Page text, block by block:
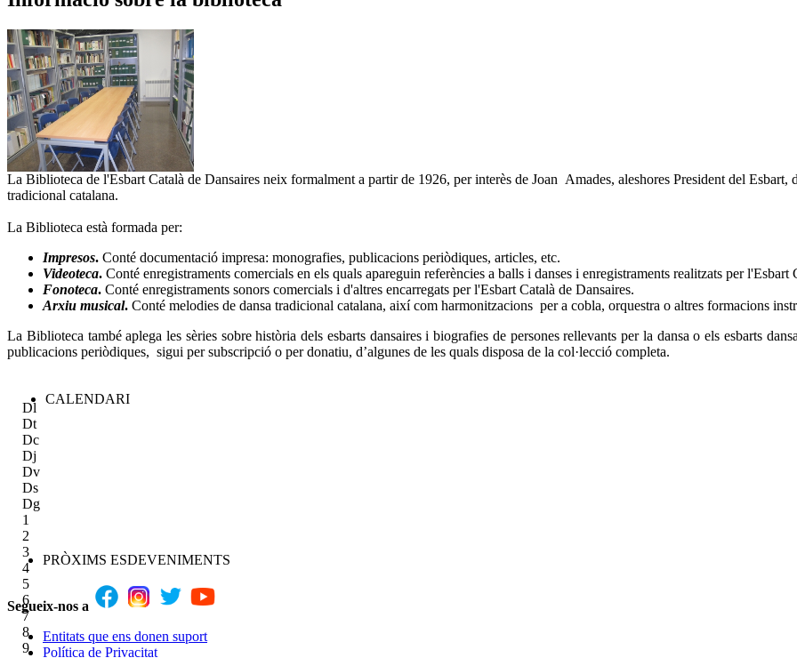
La Biblioteca de l'Esbart Català de Dansaires neix formalment a partir de 1926, per interès de Joan Amades, aleshores President del Esbart,
tradicional catalana.
La Biblioteca està formada per:
Impresos. Conté documentació impresa: monografies, publicacions periòdiques, articles, etc.
Videoteca. Conté enregistraments comercials en els quals apareguin referències a balls i danses i enregistraments realitzats per
Fonoteca. Conté enregistraments sonors comercials i d'altres encarregats per l'Esbart Català de Dansaires.
Arxiu musical. Conté melodies de dansa tradicional catalana, així com harmonitzacions per a cobla, orquestra o altres formacions
La Biblioteca també aplega les sèries sobre història dels esbarts dansaires i biografies de persones rellevants per la dansa o els esbarts
publicacions periòdiques, sigui per subscripció o per donatiu, d’algunes de les quals disposa de la col·lecció completa.
CALENDARI
Dl
Dt
Dc
Dj
Dv
Ds
Dg
1
2
3
4
5
6
7
8
9
PRÒXIMS ESDEVENIMENTS
Segueix-nos a
Entitats que ens donen suport
Política de Privacitat